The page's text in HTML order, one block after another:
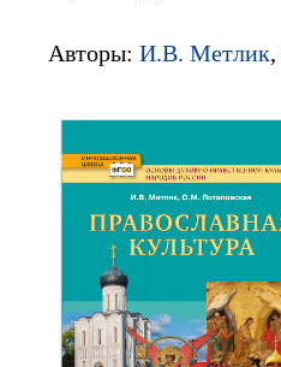
Авторы: И.В. Метлик,